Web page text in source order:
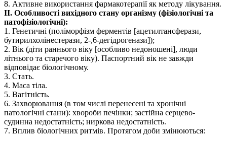
8. Активне використання фармакотерапії як методу лікування.
ІІ. Особливості вихідного стану організму (фізіологічні та
патофізіологічні):
1. Генетичні (поліморфізм ферментів [ацетилтансферази,
бутирилхолінестерази, 2-,6-дегідрогенази]);
2. Вік (діти раннього віку [особливо недоношені], люди
літнього та старечого віку). Паспортний вік не завжди
відповідає біологічному.
3. Стать.
4. Маса тіла.
5. Вагітність.
6. Захворювання (в том числі перенесені та хронічні
патологічні стани): хвороби печінки; застійна серцево-
судинна недостатність; ниркова недостатність.
7. Вплив біологічних ритмів. Протягом доби змінюються: